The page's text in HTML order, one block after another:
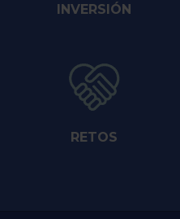
INVERSIÓN
RETOS